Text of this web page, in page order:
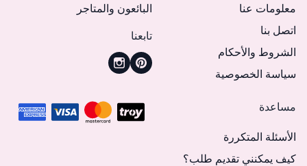
معلومات عنا
اتصل بنا
الشروط والأحكام
سياسة الخصوصية
البائعون والمتاجر
تابعنا
مساعدة
الأسئلة المتكررة
كيف يمكنني تقديم طلب؟